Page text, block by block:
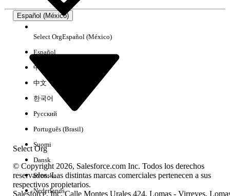
Español (México)
Select Org
Select OrgEspañol (México)
Español
中文（简体）
中文（繁體）
한국어
Русский
Português (Brasil)
Suomi
Dansk
Svenska
Nederlands
© Copyright 2026, Salesforce.com Inc. Todos los derechos
reservados. Las distintas marcas comerciales pertenecen a sus
respectivos propietarios.
Salesforce, Inc. Calle Montes Urales 424, Lomas - Virreyes,